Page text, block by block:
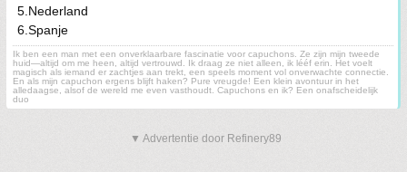
5.Nederland
6.Spanje
Ik ben een man met een onverklaarbare fascinatie voor capuchons. Ze zijn mijn tweede
huid—altijd om me heen, altijd vertrouwd. Ik draag ze niet alleen, ik lééf erin. Het voelt
magisch als iemand er zachtjes aan trekt, een speels moment vol onverwachte connectie.
En als mijn capuchon ergens blijft haken? Pure vreugde! Een klein avontuur in het
alledaagse, alsof de wereld me even vasthoudt. Capuchons en ik? Een onafscheidelijk
duo
▼ Advertentie door Refinery89